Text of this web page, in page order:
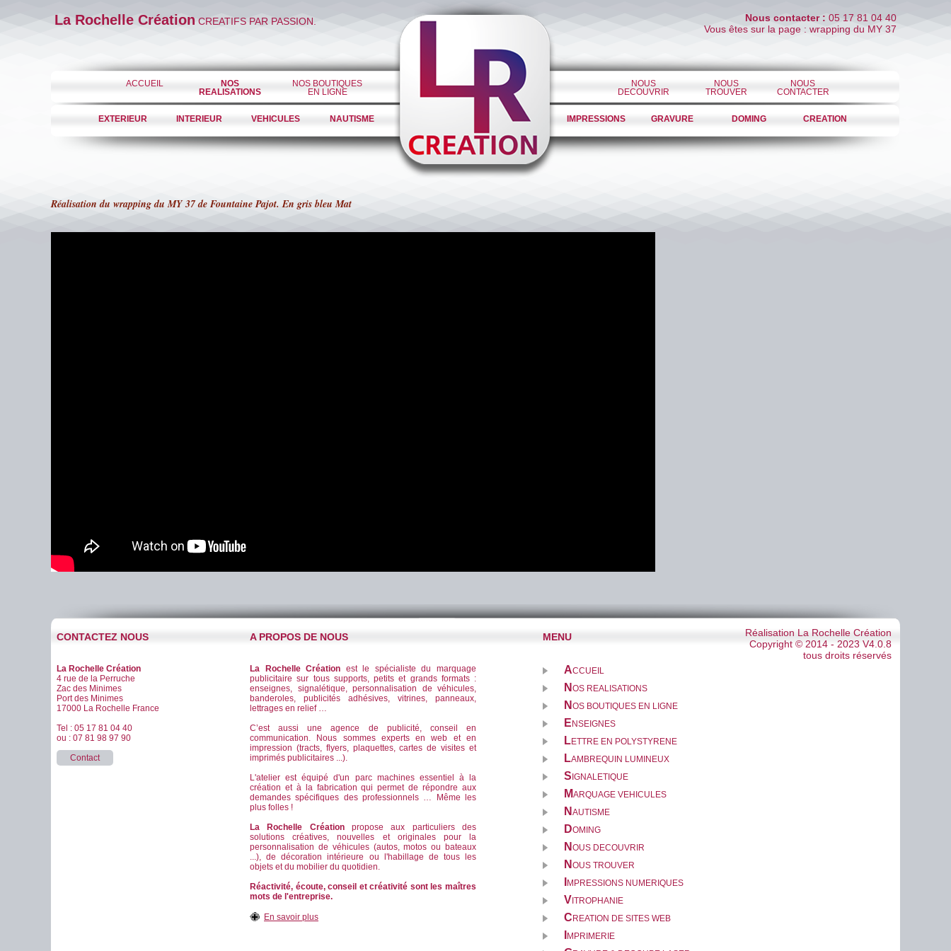
La Rochelle Création CREATIFS PAR PASSION. Nous contacter : 05 17 81 04 40
Vous êtes sur la page : wrapping du MY 37
ACCUEIL
NOS
REALISATIONS
NOS BOUTIQUES
EN LIGNE
NOUS
DECOUVRIR
NOUS
TROUVER
NOUS
CONTACTER
EXTERIEUR INTERIEUR VEHICULES NAUTISME IMPRESSIONS GRAVURE DOMING CREATION
Réalisation du wrapping du MY 37 de Fountaine Pajot. En gris bleu Mat
CONTACTEZ NOUS
La Rochelle Création
4 rue de la Perruche
Zac des Minimes
Port des Minimes
17000 La Rochelle France
Tel : 05 17 81 04 40
ou : 07 81 98 97 90
Contact
A PROPOS DE NOUS
La Rochelle Création est le spécialiste du marquage
publicitaire sur tous supports, petits et grands formats :
enseignes, signalétique, personnalisation de véhicules,
banderoles, publicités adhésives, vitrines, panneaux,
lettrages en relief …
C’est aussi une agence de publicité, conseil en
communication. Nous sommes experts en web et en
impression (tracts, flyers, plaquettes, cartes de visites et
imprimés publicitaires ...).
L'atelier est équipé d'un parc machines essentiel à la
création et à la fabrication qui permet de répondre aux
demandes spécifiques des professionnels … Même les
plus folles !
La Rochelle Créationpropose aux particuliers des
solutions créatives, nouvelles et originales pour la
personnalisation de véhicules (autos, motos ou bateaux
...), de décoration intérieure ou l'habillage de tous les
objets et du mobilier du quotidien.
Réactivité, écoute, conseil et créativité sont les maîtres
mots de l'entreprise.
En savoir plus
MENU
ACCUEIL
N OS REALISATIONS
N OS BOUTIQUES EN LIGNE
E NSEIGNES
LETTRE EN POLYSTYRENE
LAMBREQUIN LUMINEUX
S IGNALETIQUE
MARQUAGE VEHICULES
N AUTISME
DOMING
N OUS DECOUVRIR
N OUS TROUVER
MPRESSIONS NUMERIQUES
V ITROPHANIE
C REATION DE SITES WEB
MPRIMERIE
Réalisation La Rochelle Création
Copyright © 2014 - 2023 V4.0.8
tous droits réservés